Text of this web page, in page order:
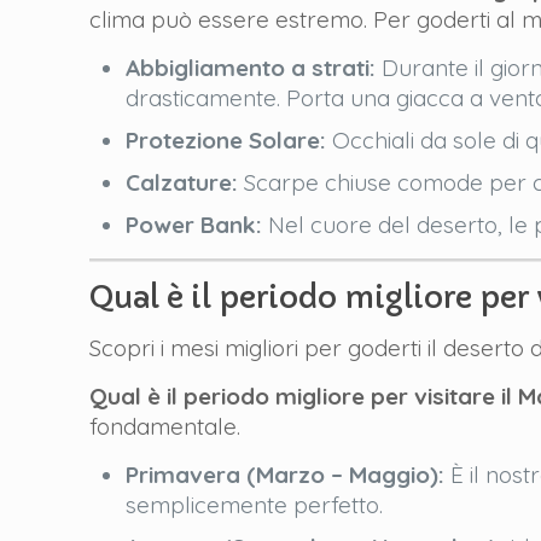
clima può essere estremo. Per goderti al
Abbigliamento a strati: Durante il
drasticamente. Porta una giacca a
Protezione Solare: Occhiali da sole di
Calzature: Scarpe chiuse comode per
Power Bank: Nel cuore del deserto, le
Qual è il periodo migliore
Scopri i mesi migliori per goderti il deserto
Qual è il periodo migliore per visitare il
fondamentale.
Primavera (Marzo – Maggio): È il
semplicemente perfetto.